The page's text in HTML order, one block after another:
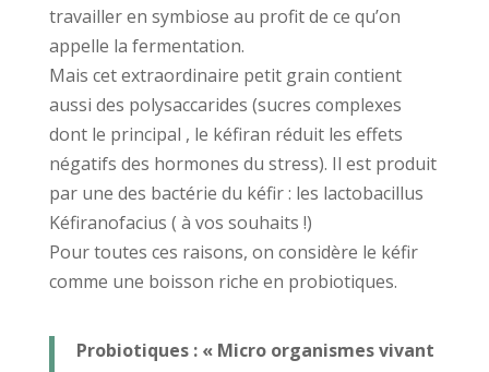
travailler en symbiose au profit de ce qu’on
appelle la fermentation.
Mais cet extraordinaire petit grain contient
aussi des polysaccarides (sucres complexes
dont le principal , le kéfiran réduit les effets
négatifs des hormones du stress). Il est produit
par une des bactérie du kéfir : les lactobacillus
Kéfiranofacius ( à vos souhaits !)
Pour toutes ces raisons, on considère le kéfir
comme une boisson riche en probiotiques.
Probiotiques : « Micro organismes vivant